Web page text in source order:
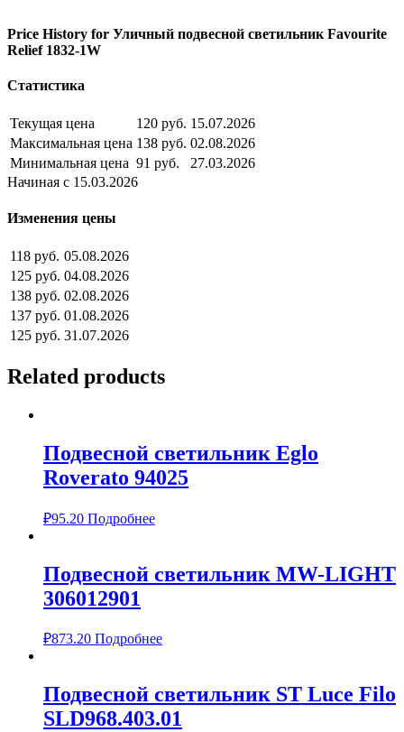
Price History for Уличный подвесной светильник Favourite
Relief 1832-1W
Статистика
Текущая цена 120 руб. 15.07.2026
Максимальная цена 138 руб. 02.08.2026
Минимальная цена 91 руб.
27.03.2026
Начиная с 15.03.2026
Изменения цены
118 руб. 05.08.2026
125 руб. 04.08.2026
138 руб. 02.08.2026
137 руб. 01.08.2026
125 руб. 31.07.2026
Related products
Подвесной светильник Eglo
Roverato 94025
₽95.20 Подробнее
Подвесной светильник MW-LIGHT
306012901
₽873.20 Подробнее
Подвесной светильник ST Luce Filo
SLD968.403.01